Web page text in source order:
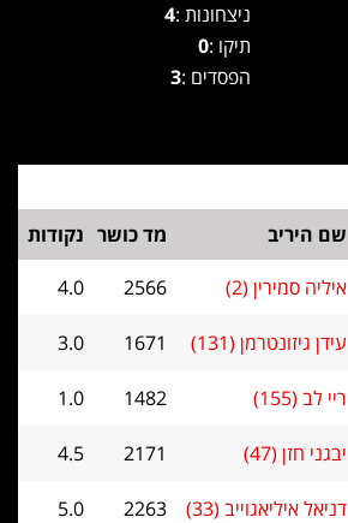
ניצחונות :4
תיקו :0
הפסדים :3
שם היריב מד כושר נקודות
איליה סמירין (2) 2566
4.0
עידן גיזונטרמן (131) 1671
3.0
ריי לב (155) 1482
1.0
יבגני חזן (47) 2171
4.5
דניאל איליאגוייב (33) 2263
5.0